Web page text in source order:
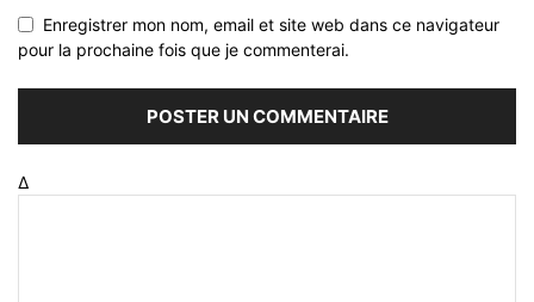
Enregistrer mon nom, email et site web dans ce navigateur
pour la prochaine fois que je commenterai.
Δ